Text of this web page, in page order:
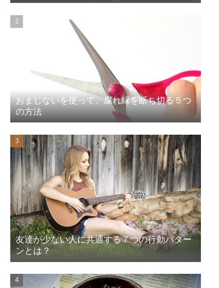
おまじないを使って、腐れ縁を断ち切る５つ
の方法
友達が少ない人に共通する７つの行動パター
ンとは？